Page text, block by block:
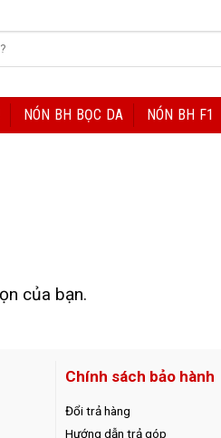
NÓN BH BỌC DA NÓN BH F1
của bạn.
Chính sách bảo hành
Đổi trả hàng
Hướng dẫn trả góp